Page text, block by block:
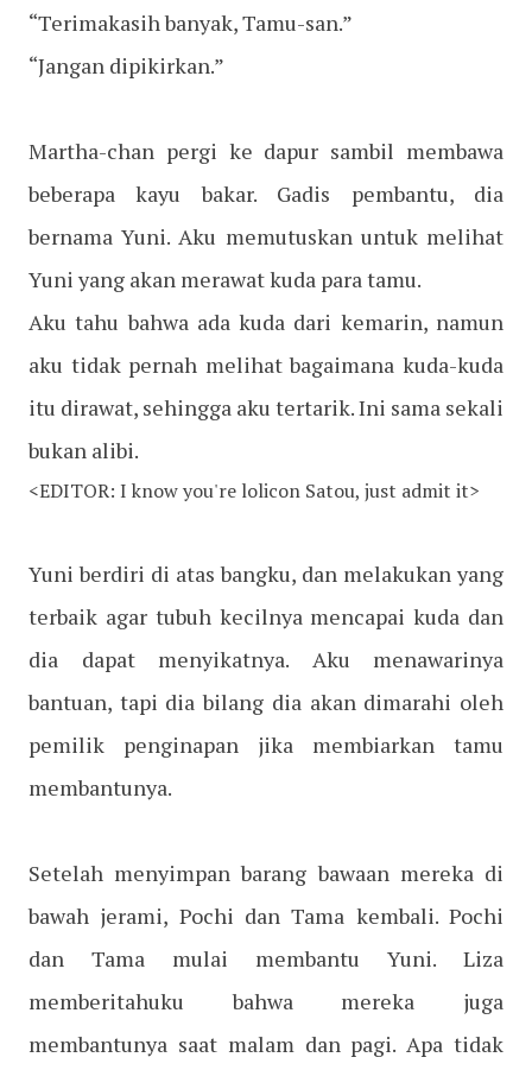
“Terimakasih banyak, Tamu-san.”
“Jangan dipikirkan.”
Martha-chan pergi ke dapur sambil membawa
beberapa kayu bakar. Gadis pembantu, dia
bernama Yuni. Aku memutuskan untuk melihat
Yuni yang akan merawat kuda para tamu.
Aku tahu bahwa ada kuda dari kemarin, namun
aku tidak pernah melihat bagaimana kuda-kuda
itu dirawat, sehingga aku tertarik. Ini sama sekali
bukan alibi.
<EDITOR: I know you're lolicon Satou, just admit it>
Yuni berdiri di atas bangku, dan melakukan yang
terbaik agar tubuh kecilnya mencapai kuda dan
dia dapat menyikatnya. Aku menawarinya
bantuan, tapi dia bilang dia akan dimarahi oleh
pemilik penginapan jika membiarkan tamu
membantunya.
Setelah menyimpan barang bawaan mereka di
bawah jerami, Pochi dan Tama kembali. Pochi
dan Tama mulai membantu Yuni. Liza
memberitahuku bahwa mereka juga
membantunya saat malam dan pagi. Apa tidak